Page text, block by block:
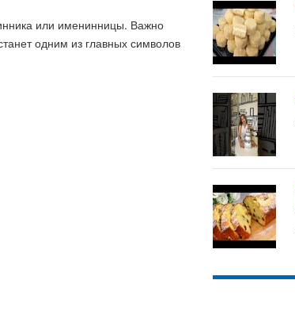
или именинницы. Важно
одним из главных символов